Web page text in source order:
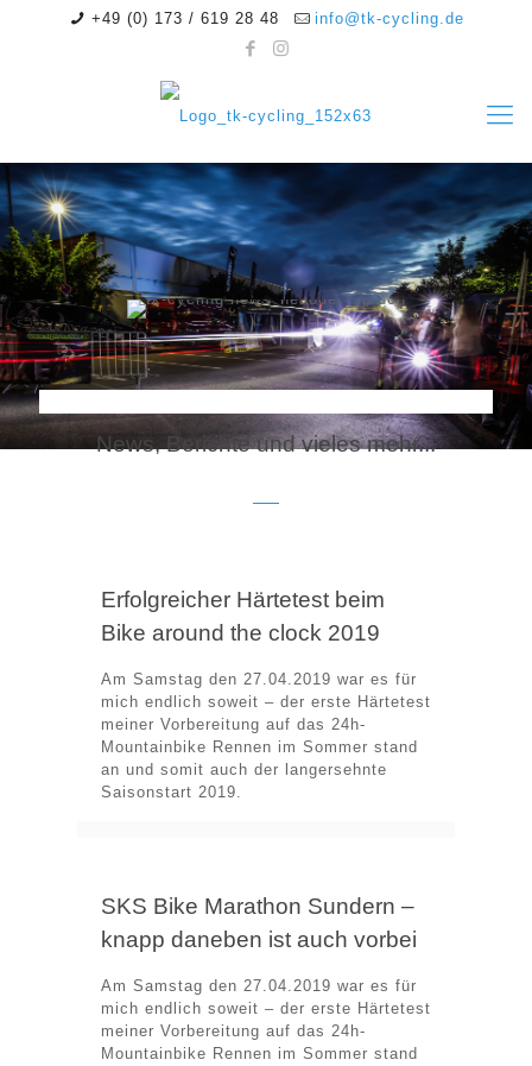
+49 (0) 173 / 619 28 48 info@tk-cycling.de
News, Berichte und vieles mehr...
Erfolgreicher Härtetest beim
Bike around the clock 2019
Am Samstag den 27.04.2019 war es für
mich endlich soweit – der erste Härtetest
meiner Vorbereitung auf das 24h-
Mountainbike Rennen im Sommer stand
an und somit auch der langersehnte
Saisonstart 2019.
SKS Bike Marathon Sundern –
knapp daneben ist auch vorbei
Am Samstag den 27.04.2019 war es für
mich endlich soweit – der erste Härtetest
meiner Vorbereitung auf das 24h-
Mountainbike Rennen im Sommer stand